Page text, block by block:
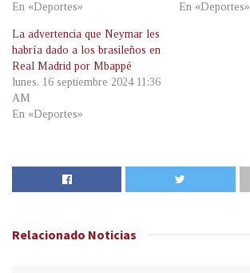
En «Deportes»
En «Deportes»
La advertencia que Neymar les
habría dado a los brasileños en
Real Madrid por Mbappé
lunes, 16 septiembre 2024 11:36
AM
En «Deportes»
Relacionado Noticias